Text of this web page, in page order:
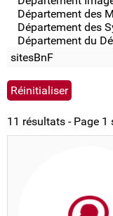
Département des
Département des
Département du
sitesBnF
11 résultats - Page 1